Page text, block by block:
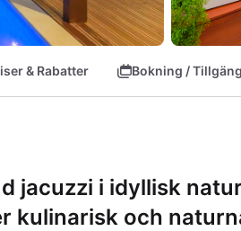
& Rabatter Bokning /
jacuzzi i idyllisk
kulinarisk och